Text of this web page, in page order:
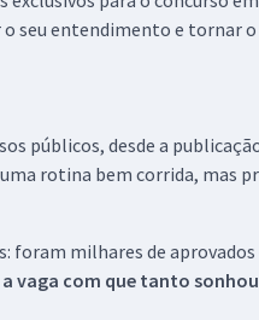
seu entendimento e tornar
públicos, desde a
rotina bem corrida, mas
foram milhares de aprovados
vaga com que tanto